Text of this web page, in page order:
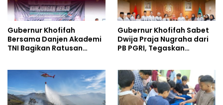
Gubernur Khofifah
Bersama Danjen Akademi
TNI Bagikan Ratusan
Terintegrasi 2 Kota
Pasuruan, Tegaskan
Generasi Muda adalah
Penentu Terwujudnya
Gubernur Khofifah Sabet
Dwija Praja Nugraha dari
PB PGRI, Tegaskan
Berkualitas dan Merata